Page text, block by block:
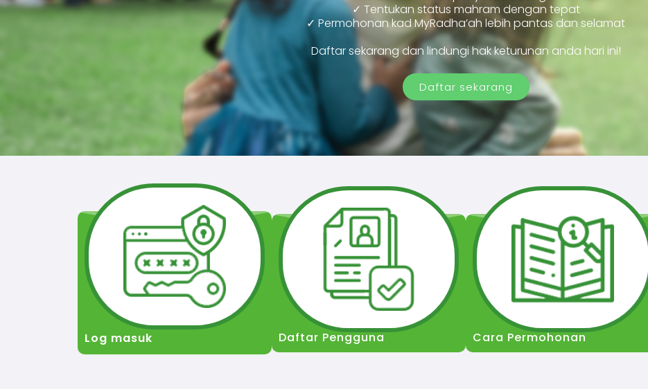
✓ Tentukan status mahram dengan tepat
✓ Permohonan kad MyRadha’ah lebih pantas dan selamat
Daftar sekarang dan lindungi hak keturunan anda hari ini!
Daftar sekarang
Log masuk Daftar Pengguna Cara Permohonan